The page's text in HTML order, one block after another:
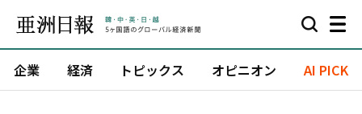
企業 経済 トピックス オピニオン AI PICK